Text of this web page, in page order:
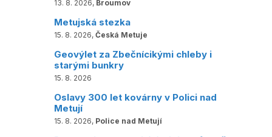
13. 8. 2026, Broumov
Metujská stezka
15. 8. 2026, Česká Metuje
Geovýlet za Zbečnícikými chleby i
starými bunkry
15. 8. 2026
Oslavy 300 let kovárny v Polici nad
Metují
15. 8. 2026, Police nad Metují